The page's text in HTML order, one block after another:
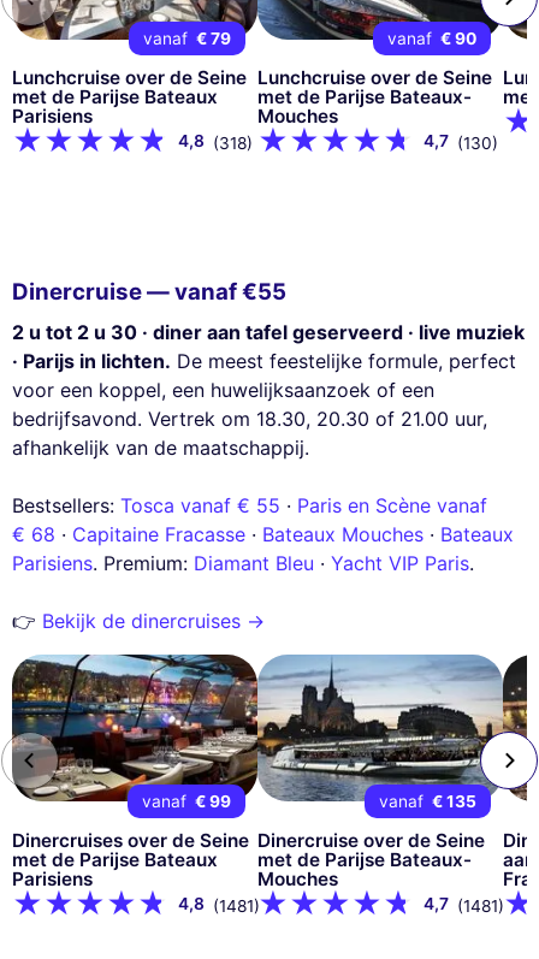
vanaf € 79
Lunchcruise over de Seine
met de Parijse Bateaux
Parisiens
4,8 (318)
vanaf € 90
Lunchcruise over de Seine
met de Parijse Bateaux-
Mouches
4,7 (130)
Dinercruise — vanaf €55
2 u tot 2 u 30 · diner aan tafel geserveerd · live muziek
· Parijs in lichten. De meest feestelijke formule, perfect
voor een koppel, een huwelijksaanzoek of een
bedrijfsavond. Vertrek om 18.30, 20.30 of 21.00 uur,
afhankelijk van de maatschappij.
Bestsellers: Tosca vanaf € 55 · Paris en Scène vanaf
€ 68 · Capitaine Fracasse · Bateaux Mouches · Bateaux
Parisiens. Premium: Diamant Bleu · Yacht VIP Paris.
👉 Bekijk de dinercruises →
vanaf € 99
Dinercruises over de Seine
met de Parijse Bateaux
Parisiens
4,8 (1481)
vanaf € 135
Dinercruise over de Seine
met de Parijse Bateaux-
Mouches
4,7 (1481)